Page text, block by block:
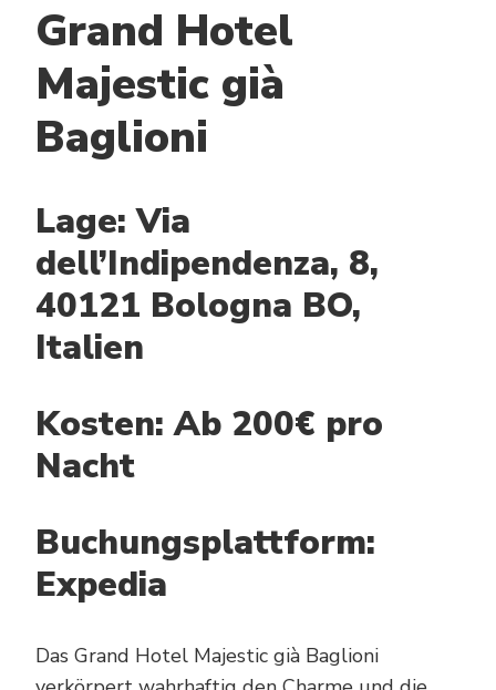
Grand Hotel
Majestic già
Baglioni
Lage: Via
dell’Indipendenza, 8,
40121 Bologna BO,
Italien
Kosten: Ab 200€ pro
Nacht
Buchungsplattform:
Expedia
Das Grand Hotel Majestic già Baglioni